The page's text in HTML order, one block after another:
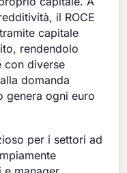
il ROCE
capitale
rendendolo
con diverse
domanda
genera ogni euro
per i settori ad